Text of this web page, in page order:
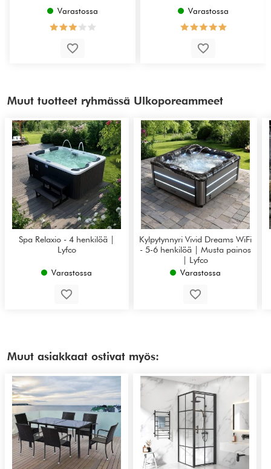
Varastossa Varastossa
Muut tuotteet ryhmässä Ulkoporeammeet
Spa Relaxio - 4 henkilöä |
Lyfco
Varastossa
Kylpytynnyri Vivid Dreams WiFi
- 5-6 henkilöä | Musta painos
| Lyfco
Varastossa
Muut asiakkaat ostivat myös: